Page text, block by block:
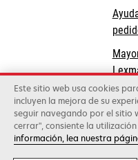
Lexmark
©2026 Todos los
Legal Política de
Este sitio web usa cookies
incluyen la mejora de su
seguir navegando por el sitio
cerrar", consiente la
información, lea nuestra